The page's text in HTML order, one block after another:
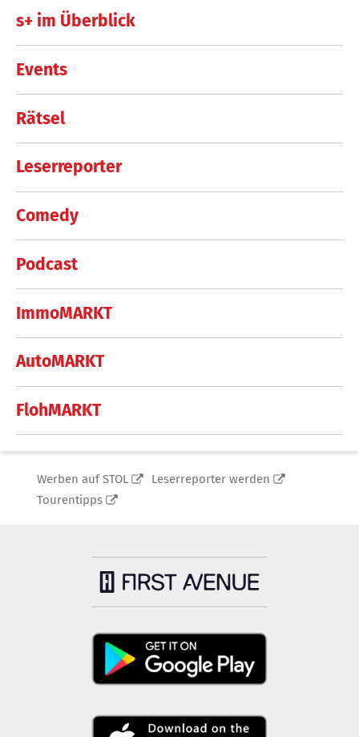
s+ im Überblick
Events
Rätsel
Leserreporter
Comedy
Podcast
ImmoMARKT
AutoMARKT
FlohMARKT
Werben auf STOL
Leserreporter werden
Tourentipps